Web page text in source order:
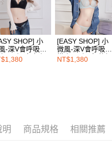
SHOP] 小
-深V會呼吸檸
風扇罩杯無鋼
衣-赫本黑
[EASY SHOP] 小
微風-深V會呼吸檸
檬小風扇罩杯軟鋼
圈內衣-冰河藍
NT$1,380
明 商品規格 相關推薦